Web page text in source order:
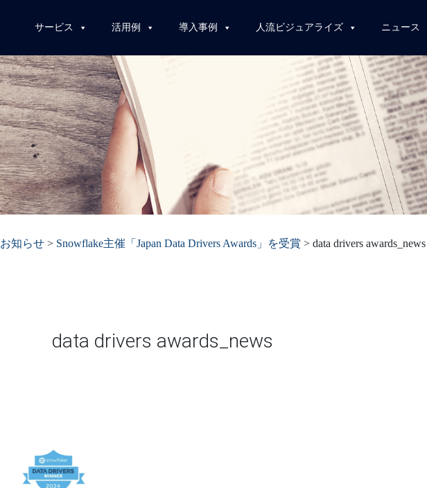
サービス 活用例 導入事例 人流ビジュアライズ ニュース
お知らせ > Snowflake主催「Japan Data Drivers Awards」を受賞 >data drivers awards_news
data drivers awards_news